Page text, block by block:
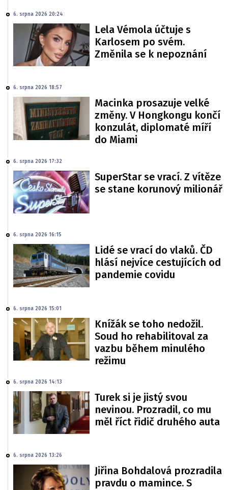
6. srpna 2026 20:24
Lela Vémola účtuje s
Karlosem po svém.
Změnila se k nepoznání
6. srpna 2026 18:57
Macinka prosazuje velké
změny. V Hongkongu končí
konzulát, diplomaté míří
do Miami
6. srpna 2026 17:32
SuperStar se vrací. Z vítěze
se stane korunový milionář
6. srpna 2026 16:15
Lidé se vrací do vlaků. ČD
hlásí nejvíce cestujících od
pandemie covidu
6. srpna 2026 15:01
Knížák se toho nedožil.
Soud ho rehabilitoval za
vazbu během minulého
režimu
6. srpna 2026 14:13
Turek si je jistý svou
nevinou. Prozradil, co mu
měl říct řidič druhého auta
6. srpna 2026 13:26
Jiřina Bohdalová prozradila
pravdu o mamince. S